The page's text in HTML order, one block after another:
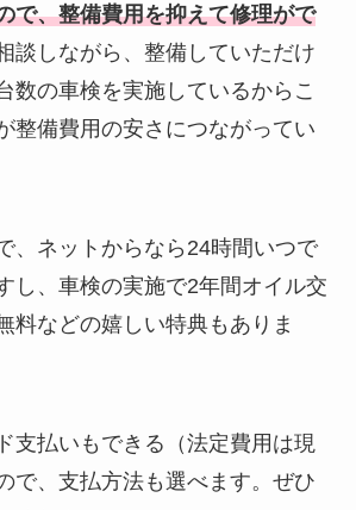
で、整備費用を抑えて修理がで
談しながら、整備していただけ
数の車検を実施しているからこ
整備費用の安さにつながってい
、ネットからなら24時間いつで
し、車検の実施で2年間オイル交
料などの嬉しい特典もありま
支払いもできる（法定費用は現
で、支払方法も選べます。ぜひ